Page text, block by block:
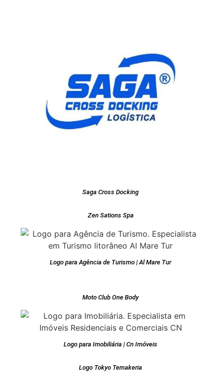
Saga Cross Docking
Zen Sations Spa
Logo para Agência de Turismo | Al Mare Tur
Moto Club One Body
Logo para Imobiliária | Cn Imóveis
Logo Tokyo Temakeria